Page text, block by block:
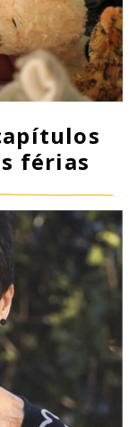
férias